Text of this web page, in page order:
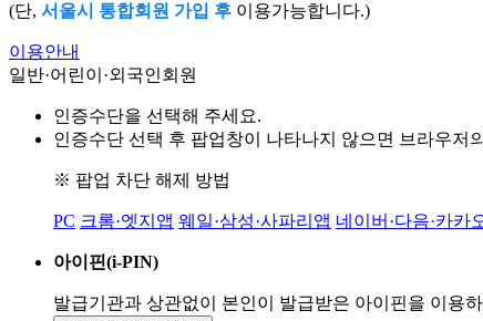
(단, 서울시 통합회원 가입 후 이용가능합니다.)
이용안내
일반·어린이·외국인회원
인증수단을 선택해 주세요.
인증수단 선택 후 팝업창이 나타나지 않으면 브라우저
※ 팝업 차단 해제 방법
PC 크롬·엣지앱 웨일·삼성·사파리앱 네이버·다음·카카
아이핀(i-PIN)
발급기관과 상관없이 본인이 발급받은 아이핀을 이용